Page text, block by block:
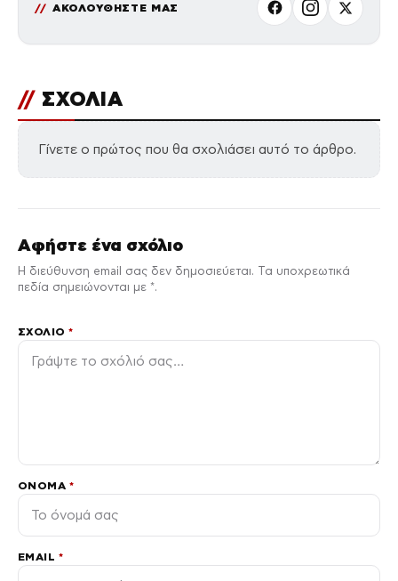
ΑΚΟΛΟΥΘΗΣΤΕ ΜΑΣ
// ΣΧΟΛΙΑ
Γίνετε ο πρώτος που θα σχολιάσει αυτό το άρθρο.
Αφήστε ένα σχόλιο
Η διεύθυνση email σας δεν δημοσιεύεται. Τα υποχρεωτικά
πεδία σημειώνονται με *.
ΣΧΌΛΙΟ*
ΌΝΟΜΑ *
EMAIL *